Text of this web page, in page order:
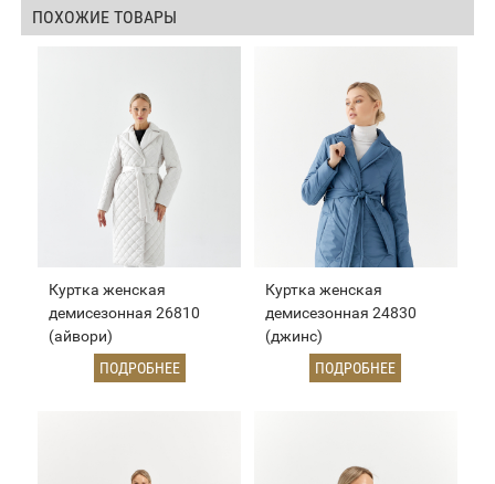
ПОХОЖИЕ ТОВАРЫ
Куртка женская
демисезонная 26810
(айвори)
ПОДРОБНЕЕ
Куртка женская
демисезонная 24830
(джинс)
ПОДРОБНЕЕ